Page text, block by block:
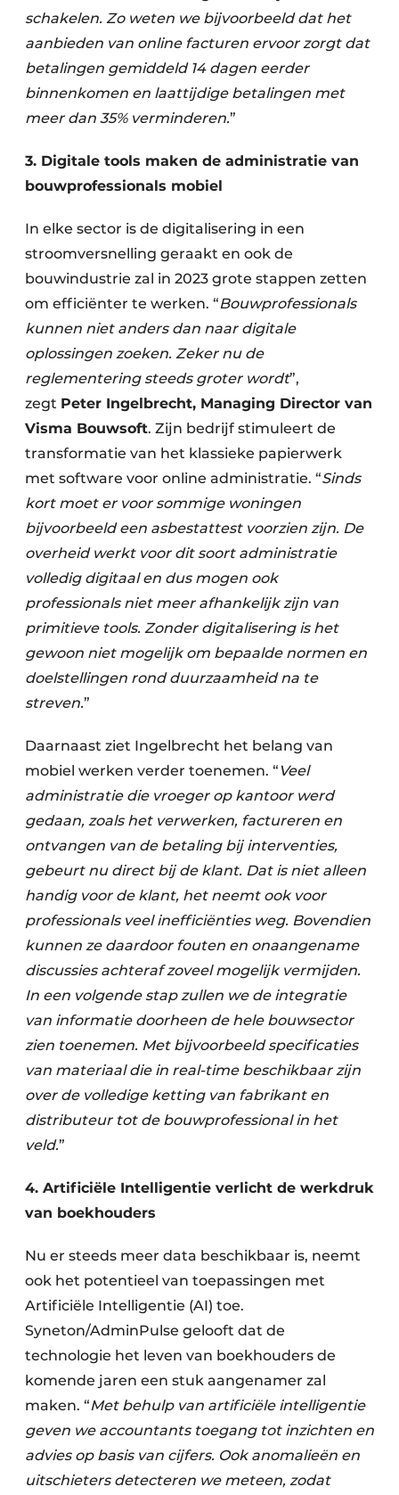
schakelen. Zo weten we bijvoorbeeld dat het
aanbieden van online facturen ervoor zorgt dat
betalingen gemiddeld 14 dagen eerder
binnenkomen en laattijdige betalingen met
meer dan 35% verminderen.”
3. Digitale tools maken de administratie van
bouwprofessionals mobiel
In elke sector is de digitalisering in een
stroomversnelling geraakt en ook de
bouwindustrie zal in 2023 grote stappen zetten
om efficiënter te werken. “Bouwprofessionals
kunnen niet anders dan naar digitale
oplossingen zoeken. Zeker nu de
reglementering steeds groter wordt”,
zegt Peter Ingelbrecht, Managing Director van
Visma Bouwsoft. Zijn bedrijf stimuleert de
transformatie van het klassieke papierwerk
met software voor online administratie. “Sinds
kort moet er voor sommige woningen
bijvoorbeeld een asbestattest voorzien zijn. De
overheid werkt voor dit soort administratie
volledig digitaal en dus mogen ook
professionals niet meer afhankelijk zijn van
primitieve tools. Zonder digitalisering is het
gewoon niet mogelijk om bepaalde normen en
doelstellingen rond duurzaamheid na te
streven.”
Daarnaast ziet Ingelbrecht het belang van
mobiel werken verder toenemen. “ Veel
administratie die vroeger op kantoor werd
gedaan, zoals het verwerken, factureren en
ontvangen van de betaling bij interventies,
gebeurt nu direct bij de klant. Dat is niet alleen
handig voor de klant, het neemt ook voor
professionals veel inefficiënties weg. Bovendien
kunnen ze daardoor fouten en onaangename
discussies achteraf zoveel mogelijk vermijden.
In een volgende stap zullen we de integratie
van informatie doorheen de hele bouwsector
zien toenemen. Met bijvoorbeeld specificaties
van materiaal die in real-time beschikbaar zijn
over de volledige ketting van fabrikant en
distributeur tot de bouwprofessional in het
veld.”
4. Artificiële Intelligentie verlicht de werkdruk
van boekhouders
Nu er steeds meer data beschikbaar is, neemt
ook het potentieel van toepassingen met
Artificiële Intelligentie (AI) toe.
Syneton/AdminPulse gelooft dat de
technologie het leven van boekhouders de
komende jaren een stuk aangenamer zal
maken. “Met behulp van artificiële intelligentie
geven we accountants toegang tot inzichten en
advies op basis van cijfers. Ook anomalieën en
uitschieters detecteren we meteen, zodat